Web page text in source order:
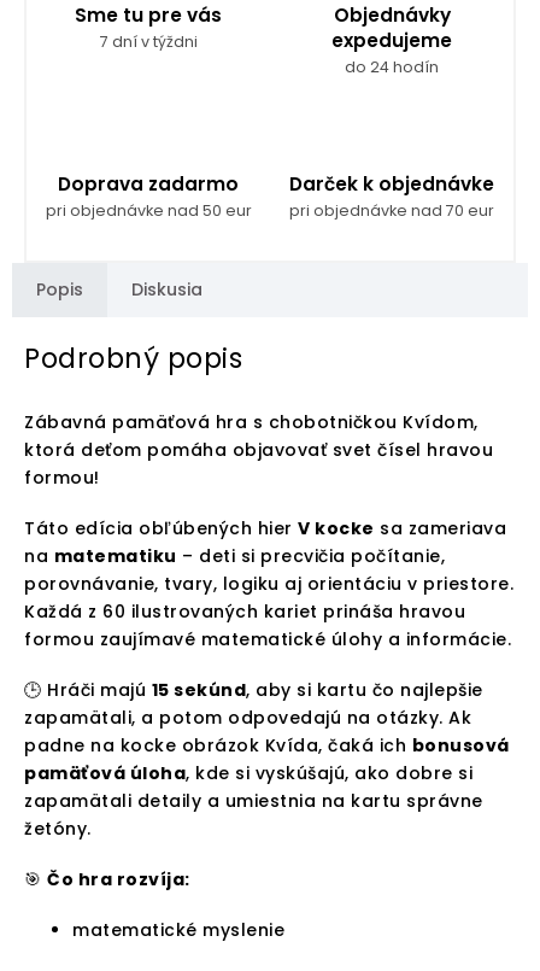
Sme tu pre vás
7 dní v týždni
Objednávky
expedujeme
do 24 hodín
Doprava zadarmo
pri objednávke nad 50 eur
Darček k objednávke
pri objednávke nad 70 eur
Popis Diskusia
Podrobný popis
Zábavná pamäťová hra s chobotničkou Kvídom,
ktorá deťom pomáha objavovať svet čísel hravou
formou!
Táto edícia obľúbených hier V kocke sa zameriava
na matematiku – deti si precvičia počítanie,
porovnávanie, tvary, logiku aj orientáciu v priestore.
Každá z 60 ilustrovaných kariet prináša hravou
formou zaujímavé matematické úlohy a informácie.
🕒 Hráči majú 15 sekúnd, aby si kartu čo najlepšie
zapamätali, a potom odpovedajú na otázky. Ak
padne na kocke obrázok Kvída, čaká ich bonusová
pamäťová úloha, kde si vyskúšajú, ako dobre si
zapamätali detaily a umiestnia na kartu správne
žetóny.
🎯 Čo hra rozvíja:
matematické myslenie